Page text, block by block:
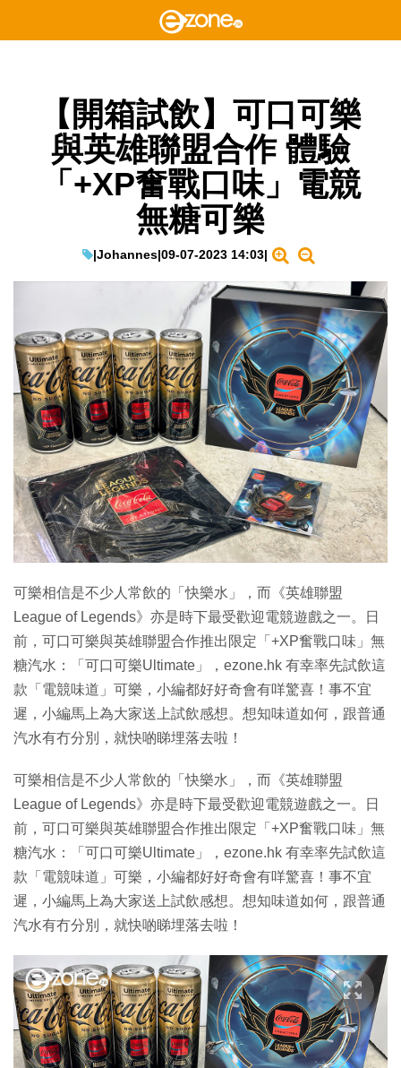
【開箱試飲】可口可樂
與英雄聯盟合作 體驗
「+XP奮戰口味」電競
無糖可樂
|Johannes|09-07-2023 14:03|
可樂相信是不少人常飲的「快樂水」，而《英雄聯盟
League of Legends》亦是時下最受歡迎電競遊戲之一。日
前，可口可樂與英雄聯盟合作推出限定「+XP奮戰口味」無
糖汽水：「可口可樂Ultimate」，ezone.hk 有幸率先試飲這
款「電競味道」可樂，小編都好好奇會有咩驚喜！事不宜
遲，小編馬上為大家送上試飲感想。想知味道如何，跟普通
汽水有冇分別，就快啲睇埋落去啦！
可樂相信是不少人常飲的「快樂水」，而《英雄聯盟
League of Legends》亦是時下最受歡迎電競遊戲之一。日
前，可口可樂與英雄聯盟合作推出限定「+XP奮戰口味」無
糖汽水：「可口可樂Ultimate」，ezone.hk 有幸率先試飲這
款「電競味道」可樂，小編都好好奇會有咩驚喜！事不宜
遲，小編馬上為大家送上試飲感想。想知味道如何，跟普通
汽水有冇分別，就快啲睇埋落去啦！